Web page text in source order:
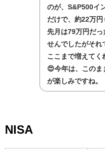
のが、S&P500イ
だけで、約22万円
先月は79万円だっ
せんでしたがそれ
ここまで増えてく
😍今年は、このま
が楽しみですね。
NISA